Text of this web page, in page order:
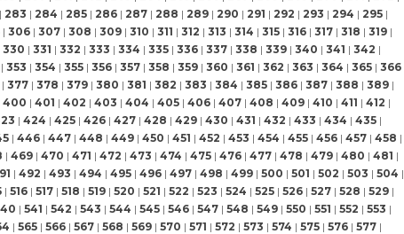
| 283 | 284 | 285 | 286 | 287 | 288 | 289 | 290 | 291 | 292 | 293 | 294 | 295 |
| 306 | 307 | 308 | 309 | 310 | 311 | 312 | 313 | 314 | 315 | 316 | 317 | 318 | 319 |
330 | 331 | 332 | 333 | 334 | 335 | 336 | 337 | 338 | 339 | 340 | 341 | 342 |
| 353 | 354 | 355 | 356 | 357 | 358 | 359 | 360 | 361 | 362 | 363 | 364 | 365 | 366
| 377 | 378 | 379 | 380 | 381 | 382 | 383 | 384 | 385 | 386 | 387 | 388 | 389 |
400 | 401 | 402 | 403 | 404 | 405 | 406 | 407 | 408 | 409 | 410 | 411 | 412 |
| 424 | 425 | 426 | 427 | 428 | 429 | 430 | 431 | 432 | 433 | 434 | 435 |
| 446 | 447 | 448 | 449 | 450 | 451 | 452 | 453 | 454 | 455 | 456 | 457 | 458 |
| 469 | 470 | 471 | 472 | 473 | 474 | 475 | 476 | 477 | 478 | 479 | 480 | 481 |
| 492 | 493 | 494 | 495 | 496 | 497 | 498 | 499 | 500 | 501 | 502 | 503 | 504 |
| 516 | 517 | 518 | 519 | 520 | 521 | 522 | 523 | 524 | 525 | 526 | 527 | 528 | 529 |
| 541 | 542 | 543 | 544 | 545 | 546 | 547 | 548 | 549 | 550 | 551 | 552 | 553 |
| 565 | 566 | 567 | 568 | 569 | 570 | 571 | 572 | 573 | 574 | 575 | 576 | 577 |